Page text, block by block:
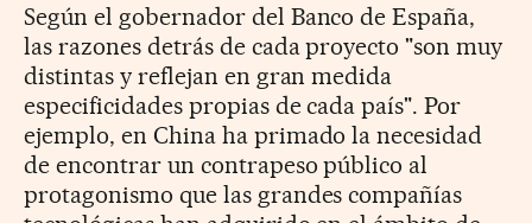
Según el gobernador del Banco de España,
las razones detrás de cada proyecto "son muy
distintas y reflejan en gran medida
especificidades propias de cada país". Por
ejemplo, en China ha primado la necesidad
de encontrar un contrapeso público al
protagonismo que las grandes compañías